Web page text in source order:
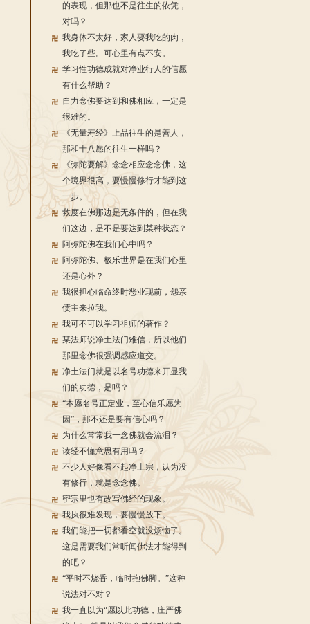
的表现，但那也不是往生的依凭，
对吗？
我身体不太好，家人要我吃的肉，
我吃了些。可心里有点不安。
学习性功德成就对净业行人的信愿
有什么帮助？
自力念佛要达到和佛相应，一定是
很难的。
《无量寿经》上品往生的是善人，
那和十八愿的往生一样吗？
《弥陀要解》念念相应念念佛，这
个境界很高，要慢慢修行才能到这
一步。
救度在佛那边是无条件的，但在我
们这边，是不是要达到某种状态？
阿弥陀佛在我们心中吗？
阿弥陀佛、极乐世界是在我们心里
还是心外？
我很担心临命终时恶业现前，怨亲
债主来拉我。
我可不可以学习祖师的著作？
某法师说净土法门难信，所以他们
那里念佛很强调感应道交。
净土法门就是以名号功德来开显我
们的功德，是吗？
“本愿名号正定业，至心信乐愿为
因”，那不还是要有信心吗？
为什么常常我一念佛就会流泪？
读经不懂意思有用吗？
不少人好像看不起净土宗，认为没
有修行，就是念念佛。
密宗里也有改写佛经的现象。
我执很难发现，要慢慢放下。
我们能把一切都看空就没烦恼了。
这是需要我们常听闻佛法才能得到
的吧？
“平时不烧香，临时抱佛脚。”这种
说法对不对？
我一直以为“愿以此功德，庄严佛